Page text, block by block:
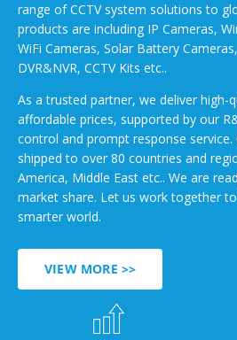
range of CCTV system solutions to
products are including IP Cameras,
WiFi Cameras, Solar Battery
DVR&NVR, CCTV Kits etc..
As a trusted partner, we deliver high-
affordable prices, supported by our
control and prompt response
shipped to over 80 countries and
America, Middle East etc.. We are
market share. Let us work together
smarter world.
VIEW MORE >>